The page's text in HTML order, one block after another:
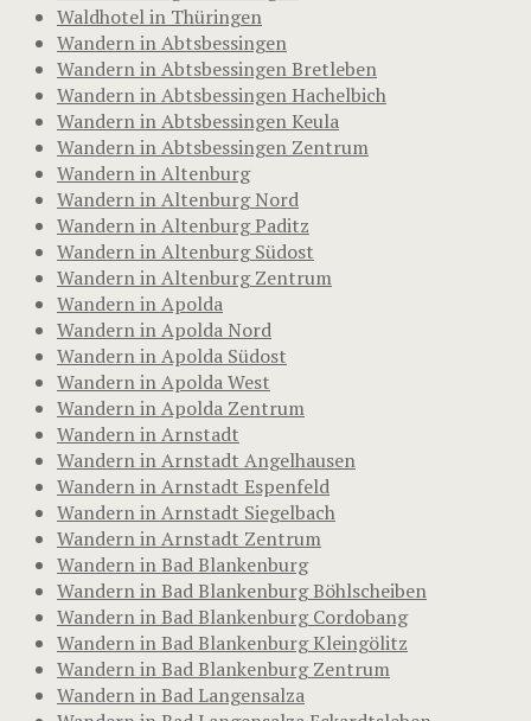
Waldhotel in Thüringen
Wandern in Abtsbessingen
Wandern in Abtsbessingen Bretleben
Wandern in Abtsbessingen Hachelbich
Wandern in Abtsbessingen Keula
Wandern in Abtsbessingen Zentrum
Wandern in Altenburg
Wandern in Altenburg Nord
Wandern in Altenburg Paditz
Wandern in Altenburg Südost
Wandern in Altenburg Zentrum
Wandern in Apolda
Wandern in Apolda Nord
Wandern in Apolda Südost
Wandern in Apolda West
Wandern in Apolda Zentrum
Wandern in Arnstadt
Wandern in Arnstadt Angelhausen
Wandern in Arnstadt Espenfeld
Wandern in Arnstadt Siegelbach
Wandern in Arnstadt Zentrum
Wandern in Bad Blankenburg
Wandern in Bad Blankenburg Böhlscheiben
Wandern in Bad Blankenburg Cordobang
Wandern in Bad Blankenburg Kleingölitz
Wandern in Bad Blankenburg Zentrum
Wandern in Bad Langensalza